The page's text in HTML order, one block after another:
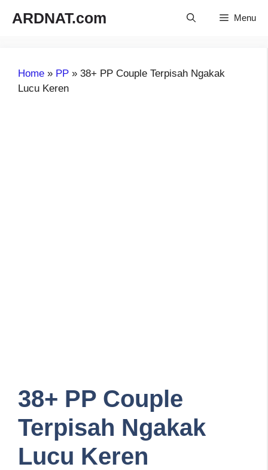
ARDNAT.com Menu
Home » PP » 38+ PP Couple Terpisah Ngakak
Lucu Keren
38+ PP Couple
Terpisah Ngakak
Lucu Keren